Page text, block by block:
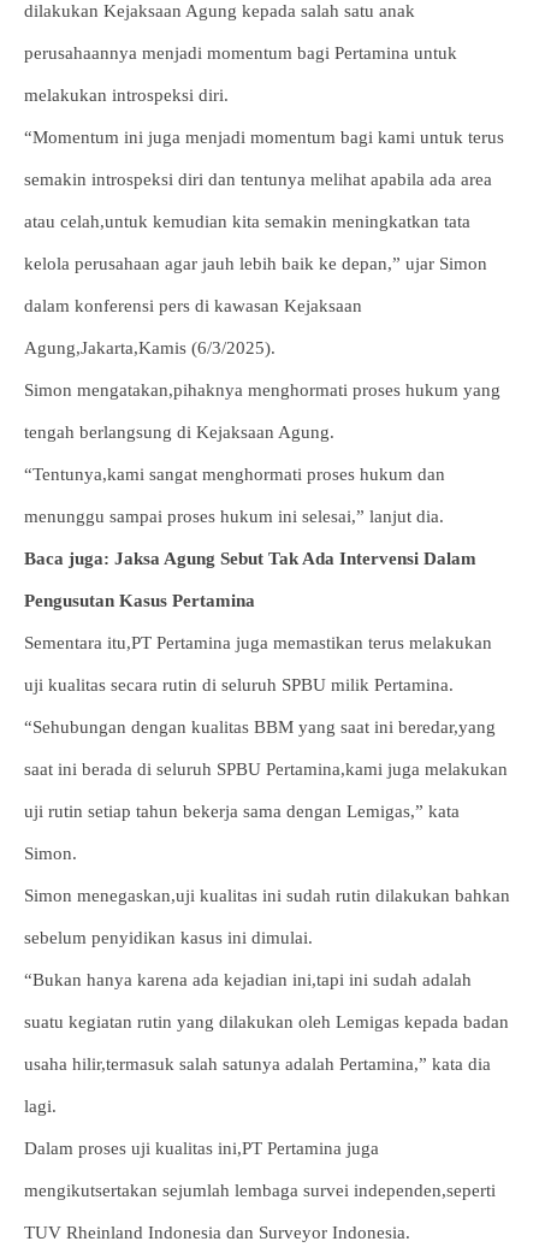
dilakukan Kejaksaan Agung kepada salah satu anak
perusahaannya menjadi momentum bagi Pertamina untuk
melakukan introspeksi diri.
“Momentum ini juga menjadi momentum bagi kami untuk terus
semakin introspeksi diri dan tentunya melihat apabila ada area
atau celah,untuk kemudian kita semakin meningkatkan tata
kelola perusahaan agar jauh lebih baik ke depan,” ujar Simon
dalam konferensi pers di kawasan Kejaksaan
Agung,Jakarta,Kamis (6/3/2025).
Simon mengatakan,pihaknya menghormati proses hukum yang
tengah berlangsung di Kejaksaan Agung.
“Tentunya,kami sangat menghormati proses hukum dan
menunggu sampai proses hukum ini selesai,” lanjut dia.
Baca juga: Jaksa Agung Sebut Tak Ada Intervensi Dalam
Pengusutan Kasus Pertamina
Sementara itu,PT Pertamina juga memastikan terus melakukan
uji kualitas secara rutin di seluruh SPBU milik Pertamina.
“Sehubungan dengan kualitas BBM yang saat ini beredar,yang
saat ini berada di seluruh SPBU Pertamina,kami juga melakukan
uji rutin setiap tahun bekerja sama dengan Lemigas,” kata
Simon.
Simon menegaskan,uji kualitas ini sudah rutin dilakukan bahkan
sebelum penyidikan kasus ini dimulai.
“Bukan hanya karena ada kejadian ini,tapi ini sudah adalah
suatu kegiatan rutin yang dilakukan oleh Lemigas kepada badan
usaha hilir,termasuk salah satunya adalah Pertamina,” kata dia
lagi.
Dalam proses uji kualitas ini,PT Pertamina juga
mengikutsertakan sejumlah lembaga survei independen,seperti
TUV Rheinland Indonesia dan Surveyor Indonesia.